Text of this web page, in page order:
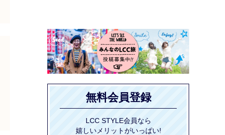
無料会員登録
LCC STYLE会員なら
嬉しいメリットがいっぱい!